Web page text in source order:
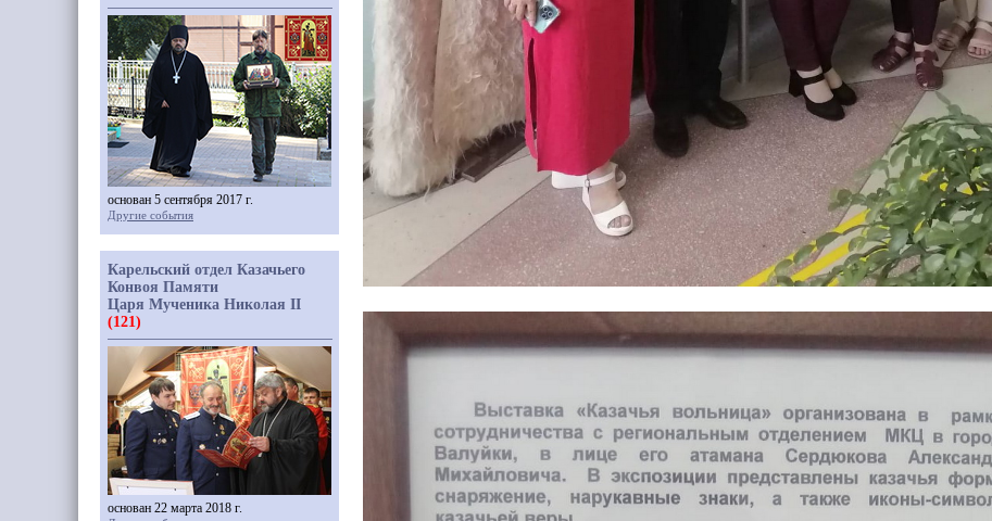
основан 5 сентября 2017 г.
Другие события
Карельский отдел Казачьего
Конвоя Памяти
Царя Мученика Николая II
(121)
основан 22 марта 2018 г.